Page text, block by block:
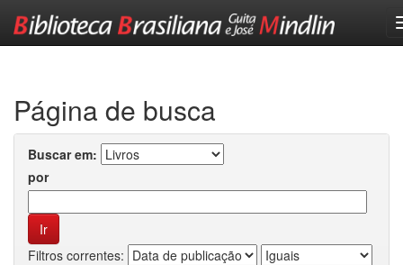
Página de busca
Buscar em:
por
Filtros correntes: